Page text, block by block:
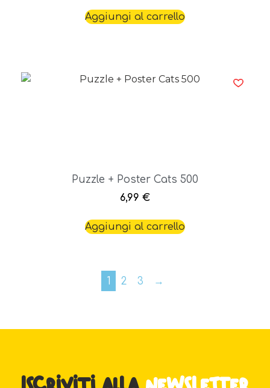
Aggiungi al carrello
Puzzle + Poster Cats 500
6,99 €
Aggiungi al carrello
1 2 3 →